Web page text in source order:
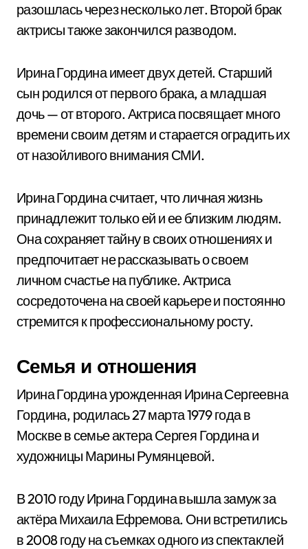
разошлась через несколько лет. Второй брак
актрисы также закончился разводом.
Ирина Гордина имеет двух детей. Старший
сын родился от первого брака, а младшая
дочь — от второго. Актриса посвящает много
времени своим детям и старается оградить их
от назойливого внимания СМИ.
Ирина Гордина считает, что личная жизнь
принадлежит только ей и ее близким людям.
Она сохраняет тайну в своих отношениях и
предпочитает не рассказывать о своем
личном счастье на публике. Актриса
сосредоточена на своей карьере и постоянно
стремится к профессиональному росту.
Семья и отношения
Ирина Гордина урожденная Ирина Сергеевна
Гордина, родилась 27 марта 1979 года в
Москве в семье актера Сергея Гордина и
художницы Марины Румянцевой.
В 2010 году Ирина Гордина вышла замуж за
актёра Михаила Ефремова. Они встретились
в 2008 году на съемках одного из спектаклей